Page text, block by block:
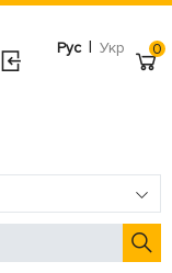
Рус | Укр 0